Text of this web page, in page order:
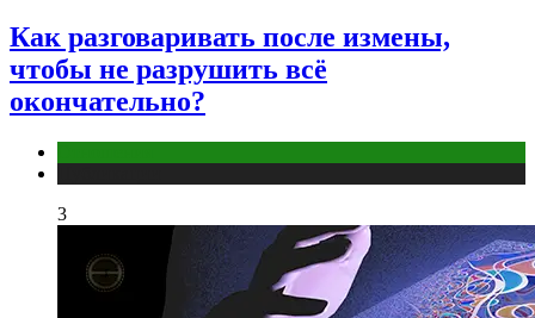
Как разговаривать после измены,
чтобы не разрушить всё
окончательно?
3